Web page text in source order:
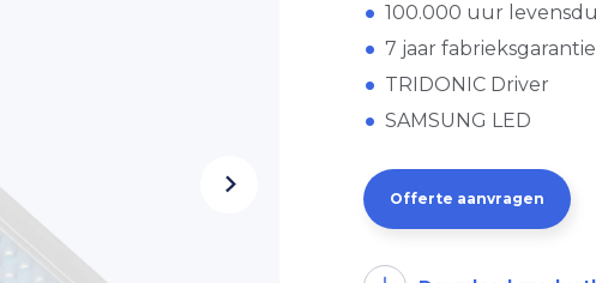
100.000 uur
7 jaar fabrieksgarantie
TRIDONIC Driver
SAMSUNG LED
Offerte aanvragen